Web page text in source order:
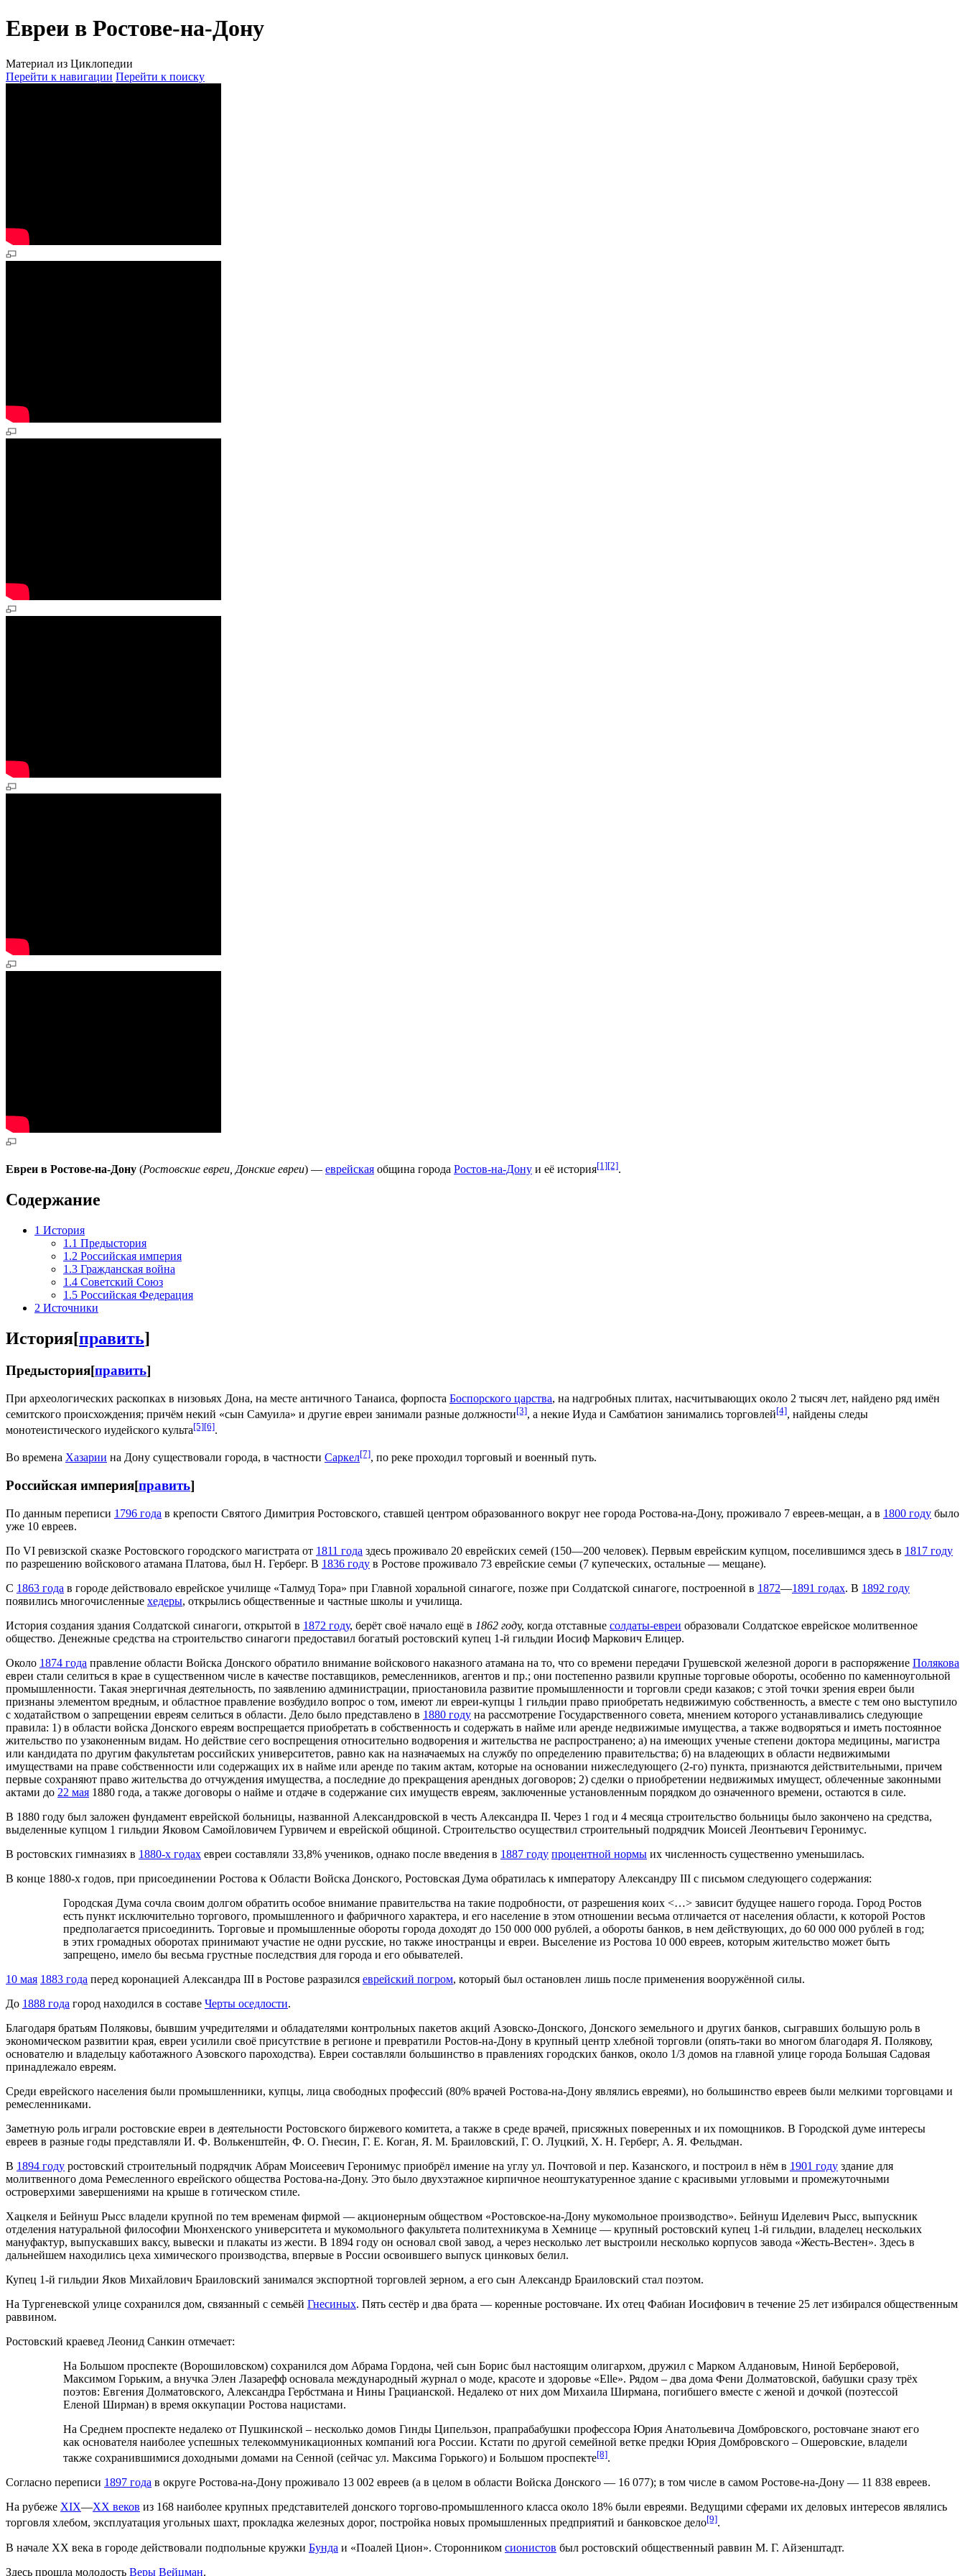
Евреи в Ростове-на-Дону
Материал из Циклопедии
Перейти к навигации Перейти к поиску
Евреи в Ростове-на-Дону (Ростовские евреи, Донские евреи) — еврейская община города Ростов-на-Дону и её история[1][2].
Содержание
1 История
1.1 Предыстория
1.2 Российская империя
1.3 Гражданская война
1.4 Советский Союз
1.5 Российская Федерация
2 Источники
История[править]
Предыстория[править]
При археологических раскопках в низовьях Дона, на месте античного Танаиса, форпоста Боспорского царства, на надгробных плитах, насчитывающих около 2 тысяч лет, найдено ряд имён
семитского происхождения; причём некий «сын Самуила» и другие евреи занимали разные должности[3], а некие Иуда и Самбатион занимались торговлей[4], найдены следы
монотеистического иудейского культа[5][6].
Во времена Хазарии на Дону существовали города, в частности Саркел[7], по реке проходил торговый и военный путь.
Российская империя[править]
По данным переписи 1796 года в крепости Святого Димитрия Ростовского, ставшей центром образованного вокруг нее города Ростова-на-Дону, проживало 7 евреев-мещан, а в 1800 году было
уже 10 евреев.
По VI ревизской сказке Ростовского городского магистрата от 1811 года здесь проживало 20 еврейских семей (150—200 человек). Первым еврейским купцом, поселившимся здесь в 1817 году
по разрешению войскового атамана Платова, был Н. Герберг. В 1836 году в Ростове проживало 73 еврейские семьи (7 купеческих, остальные — мещане).
С 1863 года в городе действовало еврейское училище «Талмуд Тора» при Главной хоральной синагоге, позже при Солдатской синагоге, построенной в 1872—1891 годах. В 1892 году
появились многочисленные хедеры, открылись общественные и частные школы и училища.
История создания здания Солдатской синагоги, открытой в 1872 году, берёт своё начало ещё в 1862 году, когда отставные солдаты-евреи образовали Солдатское еврейское молитвенное
общество. Денежные средства на строительство синагоги предоставил богатый ростовский купец 1-й гильдии Иосиф Маркович Елицер.
Около 1874 года правление области Войска Донского обратило внимание войскового наказного атамана на то, что со времени передачи Грушевской железной дороги в распоряжение Полякова
евреи стали селиться в крае в существенном числе в качестве поставщиков, ремесленников, агентов и пр.; они постепенно развили крупные торговые обороты, особенно по каменноугольной
промышленности. Такая энергичная деятельность, по заявлению администрации, приостановила развитие промышленности и торговли среди казаков; с этой точки зрения евреи были
признаны элементом вредным, и областное правление возбудило вопрос о том, имеют ли евреи-купцы 1 гильдии право приобретать недвижимую собственность, а вместе с тем оно выступило
с ходатайством о запрещении евреям селиться в области. Дело было представлено в 1880 году на рассмотрение Государственного совета, мнением которого устанавливались следующие
правила: 1) в области войска Донского евреям воспрещается приобретать в собственность и содержать в найме или аренде недвижимые имущества, а также водворяться и иметь постоянное
жительство по узаконенным видам. Но действие сего воспрещения относительно водворения и жительства не распространено; а) на имеющих ученые степени доктора медицины, магистра
или кандидата по другим факультетам российских университетов, равно как на назначаемых на службу по определению правительства; б) на владеющих в области недвижимыми
имуществами на праве собственности или содержащих их в найме или аренде по таким актам, которые на основании нижеследующего (2-го) пункта, признаются действительными, причем
первые сохраняют право жительства до отчуждения имущества, а последние до прекращения арендных договоров; 2) сделки о приобретении недвижимых имущест, облеченные законными
актами до 22 мая 1880 года, а также договоры о найме и отдаче в содержание сих имуществ евреям, заключенные установленным порядком до означенного времени, остаются в силе.
В 1880 году был заложен фундамент еврейской больницы, названной Александровской в честь Александра II. Через 1 год и 4 месяца строительство больницы было закончено на средства,
выделенные купцом 1 гильдии Яковом Самойловичем Гурвичем и еврейской общиной. Строительство осуществил строительный подрядчик Моисей Леонтьевич Геронимус.
В ростовских гимназиях в 1880-х годах евреи составляли 33,8% учеников, однако после введения в 1887 году процентной нормы их численность существенно уменьшилась.
В конце 1880-х годов, при присоединении Ростова к Области Войска Донского, Ростовская Дума обратилась к императору Александру III с письмом следующего содержания:
Городская Дума сочла своим долгом обратить особое внимание правительства на такие подробности, от разрешения коих <…> зависит будущее нашего города. Город Ростов
есть пункт исключительно торгового, промышленного и фабричного характера, и его население в этом отношении весьма отличается от населения области, к которой Ростов
предполагается присоединить. Торговые и промышленные обороты города доходят до 150 000 000 рублей, а обороты банков, в нем действующих, до 60 000 000 рублей в год;
в этих громадных оборотах принимают участие не одни русские, но также иностранцы и евреи. Выселение из Ростова 10 000 евреев, которым жительство может быть
запрещено, имело бы весьма грустные последствия для города и его обывателей.
10 мая 1883 года перед коронацией Александра III в Ростове разразился еврейский погром, который был остановлен лишь после применения вооружённой силы.
До 1888 года город находился в составе Черты оседлости.
Благодаря братьям Поляковы, бывшим учредителями и обладателями контрольных пакетов акций Азовско-Донского, Донского земельного и других банков, сыгравших большую роль в
экономическом развитии края, евреи усилили своё присутствие в регионе и превратили Ростов-на-Дону в крупный центр хлебной торговли (опять-таки во многом благодаря Я. Полякову,
основателю и владельцу каботажного Азовского пароходства). Евреи составляли большинство в правлениях городских банков, около 1/3 домов на главной улице города Большая Садовая
принадлежало евреям.
Среди еврейского населения были промышленники, купцы, лица свободных профессий (80% врачей Ростова-на-Дону являлись евреями), но большинство евреев были мелкими торговцами и
ремесленниками.
Заметную роль играли ростовские евреи в деятельности Ростовского биржевого комитета, а также в среде врачей, присяжных поверенных и их помощников. В Городской думе интересы
евреев в разные годы представляли И. Ф. Волькенштейн, Ф. О. Гнесин, Г. Е. Коган, Я. М. Браиловский, Г. О. Луцкий, Х. Н. Герберг, А. Я. Фельдман.
В 1894 году ростовский строительный подрядчик Абрам Моисеевич Геронимус приобрёл имение на углу ул. Почтовой и пер. Казанского, и построил в нём в 1901 году здание для
молитвенного дома Ремесленного еврейского общества Ростова-на-Дону. Это было двухэтажное кирпичное неоштукатуренное здание с красивыми угловыми и промежуточными
островерхими заверше­ниями на крыше в готическом стиле.
Хацкеля и Бейнуш Рысс владели крупной по тем временам фирмой — акционерным обществом «Ростовское-на-Дону мукомольное производство». Бейнуш Иделевич Рысс, выпускник
отделения натуральной философии Мюнхенского университета и мукомольного факультета политехникума в Хемнице — крупный ростовский купец 1-й гильдии, владелец нескольких
мануфактур, выпускавших ваксу, вывески и плакаты из жести. В 1894 году он основал свой завод, а через несколько лет выстроили несколько корпусов завода «Жесть-Вестен». Здесь в
дальнейшем находились цеха химического производства, впервые в России освоившего выпуск цинковых белил.
Купец 1-й гильдии Яков Михайлович Браиловский занимался экспортной торговлей зерном, а его сын Александр Браиловский стал поэтом.
На Тургеневской улице сохранился дом, связанный с семьёй Гнесиных. Пять сестёр и два брата — коренные ростовчане. Их отец Фабиан Иосифович в течение 25 лет избирался общественным
раввином.
Ростовский краевед Леонид Санкин отмечает:
На Большом проспекте (Ворошиловском) сохранился дом Абрама Гордона, чей сын Борис был настоящим олигархом, дружил с Марком Алдановым, Ниной Берберовой,
Максимом Горьким, а внучка Элен Лазарефф основала международный журнал о моде, красоте и здоровье «Elle». Рядом – два дома Фени Долматовской, бабушки сразу трёх
поэтов: Евгения Долматовского, Александра Гербстмана и Нины Грацианской. Недалеко от них дом Михаила Ширмана, погибшего вместе с женой и дочкой (поэтессой
Еленой Ширман) в время оккупации Ростова нацистами.
На Среднем проспекте недалеко от Пушкинской – несколько домов Гинды Ципельзон, прапрабабушки профессора Юрия Анатольевича Домбровского, ростовчане знают его
как основателя наиболее успешных телекоммуникационных компаний юга России. Кстати по другой семейной ветке предки Юрия Домбровского – Ошеровские, владели
также сохранившимися доходными домами на Сенной (сейчас ул. Максима Горького) и Большом проспекте[8].
Согласно переписи 1897 года в округе Ростова-на-Дону проживало 13 002 евреев (а в целом в области Войска Донского — 16 077); в том числе в самом Ростове-на-Дону — 11 838 евреев.
На рубеже XIX—XX веков из 168 наиболее крупных представителей донского торгово-промышленного класса около 18% были евреями. Ведущими сферами их деловых интересов являлись
торговля хлебом, эксплуатация угольных шахт, прокладка железных дорог, постройка новых промышленных предприятий и банковское дело[9].
В начале XX века в городе действовали подпольные кружки Бунда и «Поалей Цион». Сторонником сионистов был ростовский общественный раввин М. Г. Айзенштадт.
Здесь прошла молодость Веры Вейцман.